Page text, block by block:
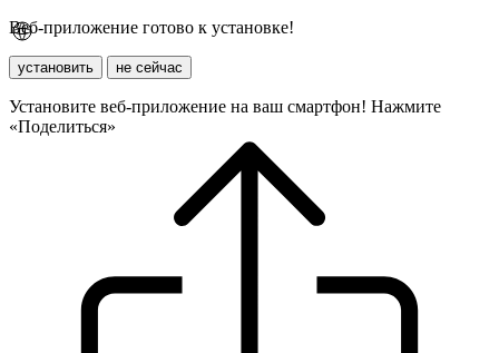
Веб-приложение готово к установке!
установить не сейчас
Установите веб-приложение на ваш смартфон! Нажмите
«Поделиться»